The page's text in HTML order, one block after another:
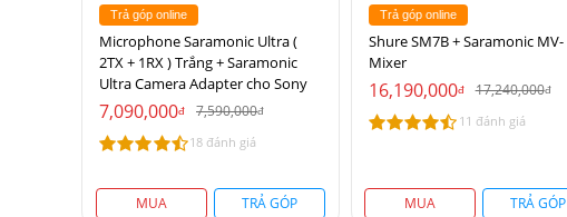
Trả góp online
Microphone Saramonic Ultra (
2TX + 1RX ) Trắng + Saramonic
Ultra Camera Adapter cho Sony
7,090,000đ 7,590,000đ
18 đánh giá
MUA TRẢ GÓP
Trả góp online
Shure SM7B + Saramonic MV-
Mixer
16,190,000đ 17,240,000đ
11 đánh giá
MUA TRẢ GÓP